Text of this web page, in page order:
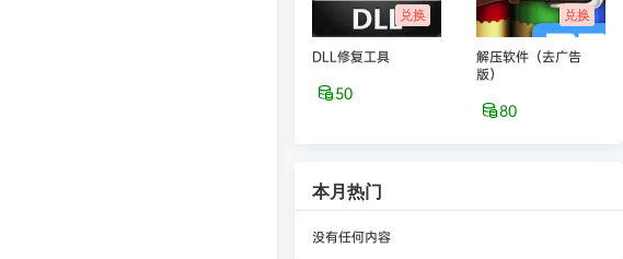
兑换
DLL修复工具
50
兑换
解压软件（去广告
版）
80
本月热门
没有任何内容